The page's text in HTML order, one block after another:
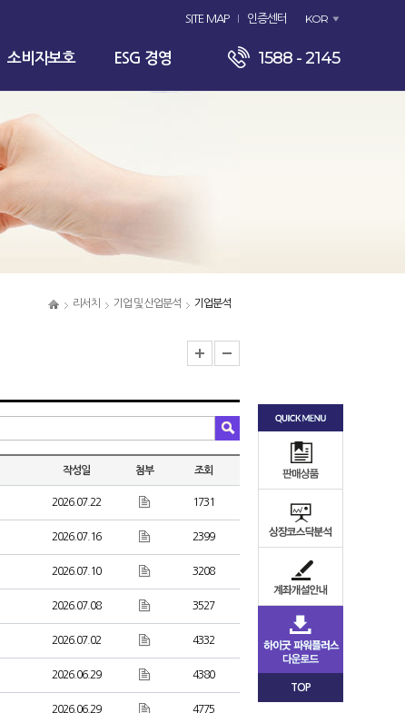
SITE MAP 인증센터 KOR
소비자보호 ESG 경영 1588 - 2145
리서치 기업 및 산업분석 기업분석
작성일 첨부 조회
2026.07.22 1731
2026.07.16 2399
2026.07.10 3208
2026.07.08 3527
2026.07.02 4332
2026.06.29 4380
2026.06.29 4775
TOP